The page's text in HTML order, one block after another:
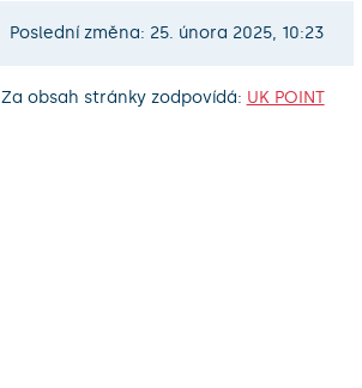
Poslední změna: 25. února 2025, 10:23
Za obsah stránky zodpovídá: UK POINT